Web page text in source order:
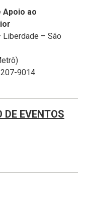
Apoio ao
Liberdade – São
9014
DE EVENTOS